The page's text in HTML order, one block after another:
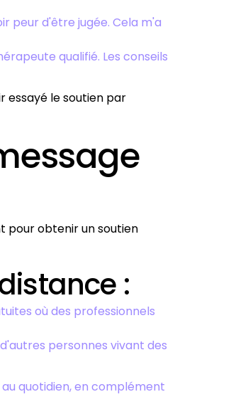
peur d'être jugée. Cela m'a
qualifié. Les conseils
essayé le soutien par
pour obtenir un soutien
:
où des professionnels
personnes vivant des
quotidien, en complément